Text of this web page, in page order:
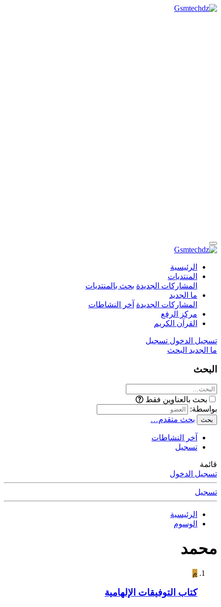
الرئيسية
المنتديات
المشاركات الجديدة بحث بالمنتديات
ما الجديد
المشاركات الجديدة آخر النشاطات
مركز الرفع
القرآن الكريم
تسجيل الدخول تسجيل
ما الجديد البحث
البحث
بحث بالعناوين فقط
بواسطة:
بحث بحث متقدم…
آخر النشاطات
تسجيل
قائمة
تسجيل الدخول
تسجيل
الرئيسية
الوسوم
محمد
م
كتاب التوفيقات الإلهامية